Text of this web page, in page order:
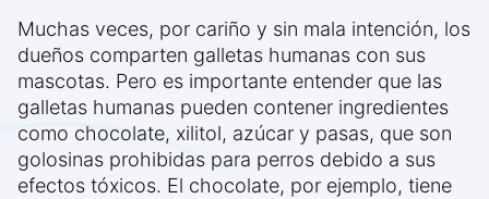
Muchas veces, por cariño y sin mala intención, los
dueños comparten galletas humanas con sus
mascotas. Pero es importante entender que las
galletas humanas pueden contener ingredientes
como chocolate, xilitol, azúcar y pasas, que son
golosinas prohibidas para perros debido a sus
efectos tóxicos. El chocolate, por ejemplo, tiene